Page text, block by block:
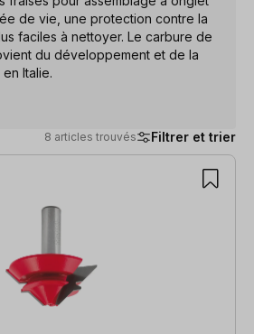
de vie, une protection contre la
faciles à nettoyer. Le carbure de
du développement et de la
Italie.
8 articles trouvés Filtrer et trier